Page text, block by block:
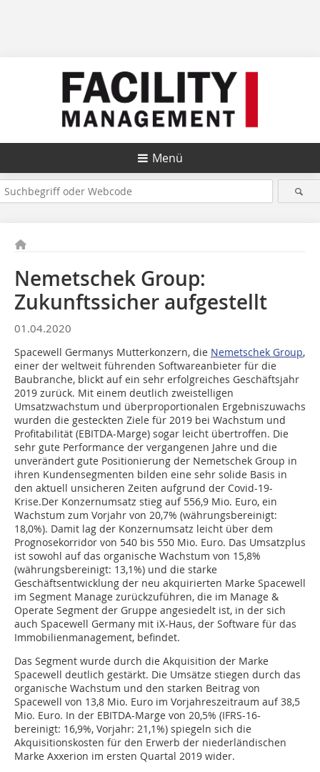
Menü
Nemetschek Group:
Zukunftssicher aufgestellt
01.04.2020
Spacewell Germanys Mutterkonzern, die Nemetschek Group,
einer der weltweit führenden Softwareanbieter für die
Baubranche, blickt auf ein sehr erfolgreiches Geschäftsjahr
2019 zurück. Mit einem deutlich zweistelligen
Umsatzwachstum und überproportionalen Ergebniszuwachs
wurden die gesteckten Ziele für 2019 bei Wachstum und
Profitabilität (EBITDA-Marge) sogar leicht übertroffen. Die
sehr gute Performance der vergangenen Jahre und die
unverändert gute Positionierung der Nemetschek Group in
ihren Kundensegmenten bilden eine sehr solide Basis in
den aktuell unsicheren Zeiten aufgrund der Covid-19-
Krise.Der Konzernumsatz stieg auf 556,9 Mio. Euro, ein
Wachstum zum Vorjahr von 20,7% (währungsbereinigt:
18,0%). Damit lag der Konzernumsatz leicht über dem
Prognosekorridor von 540 bis 550 Mio. Euro. Das Umsatzplus
ist sowohl auf das organische Wachstum von 15,8%
(währungsbereinigt: 13,1%) und die starke
Geschäftsentwicklung der neu akquirierten Marke Spacewell
im Segment Manage zurückzuführen, die im Manage &
Operate Segment der Gruppe angesiedelt ist, in der sich
auch Spacewell Germany mit iX-Haus, der Software für das
Immobilienmanagement, befindet.
Das Segment wurde durch die Akquisition der Marke
Spacewell deutlich gestärkt. Die Umsätze stiegen durch das
organische Wachstum und den starken Beitrag von
Spacewell von 13,8 Mio. Euro im Vorjahreszeitraum auf 38,5
Mio. Euro. In der EBITDA-Marge von 20,5% (IFRS-16-
bereinigt: 16,9%, Vorjahr: 21,1%) spiegeln sich die
Akquisitionskosten für den Erwerb der niederländischen
Marke Axxerion im ersten Quartal 2019 wider.